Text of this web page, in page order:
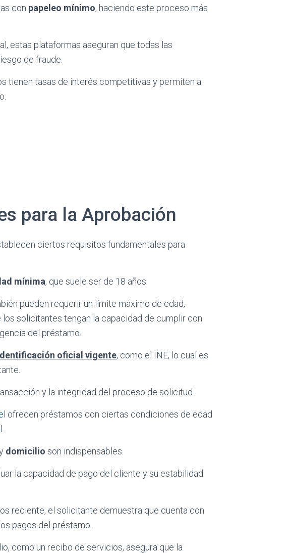
con papeleo mínimo, haciendo este proceso más
estas plataformas aseguran que todas las
de fraude.
tienen tasas de interés competitivas y permiten a
para la Aprobación
ciertos requisitos fundamentales para
mínima, que suele ser de 18 años.
pueden requerir un límite máximo de edad,
solicitantes tengan la capacidad de cumplir con
del préstamo.
oficial vigente, como el INE, lo cual es
y la integridad del proceso de solicitud.
ofrecen préstamos con ciertas condiciones de edad
domicilio son indispensables.
la capacidad de pago del cliente y su estabilidad
reciente, el solicitante demuestra que cuenta con
pagos del préstamo.
como un recibo de servicios, asegura que la